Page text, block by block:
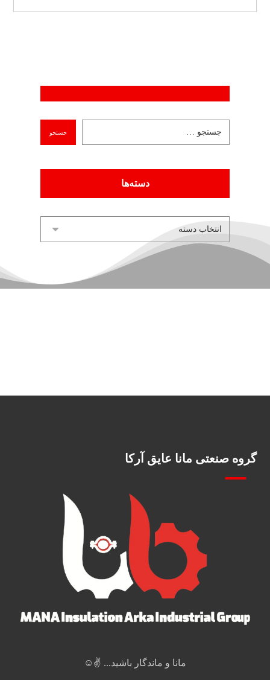
دسته‌ها
گروه صنعتی مانا عایق آرکا
مانا و ماندگار باشید... ✌️☺️